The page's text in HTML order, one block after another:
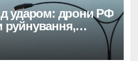
ударом: дрони РФ
руйнування,